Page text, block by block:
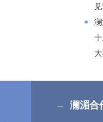
– 澜湄合